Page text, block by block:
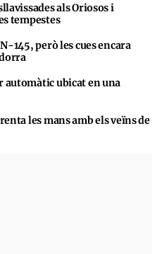
als Oriosos i
tempestes
145, però les cues encara
automàtic ubicat en una
les mans amb els veïns de